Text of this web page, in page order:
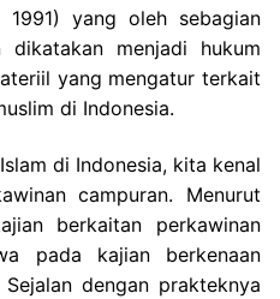
1991) yang oleh sebagian
menjadi hukum
yang mengatur terkait
di Indonesia.
di Indonesia, kita kenal
campuran. Menurut
berkaitan perkawinan
pada kajian berkenaan
dengan prakteknya